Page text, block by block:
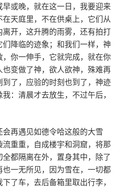
或晚，就在这一日，我要迎来
天庭里，不在供桌上，它们从
开，这升腾的雨雾，还有拍打
降临的迹象；和我们一样，神
你一伸手，它就完成，就在你
变做了神，欲人欲神，殊难再
了，应验的时刻也到了，神迹
：清晨才去放生，不过午后，
再遇见如德令哈这般的大雪
重重，自成楼宇和洞窟，将那
都隔离在外，置身其中，除了
一无所见，因为雪在，一切都
了车，去后备箱里取出行李，